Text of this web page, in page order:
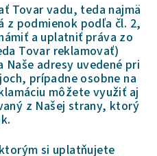
Tovar vadu, teda najmä
z podmienok podľa čl. 2,
a uplatniť práva zo
Tovar reklamovať)
adresy uvedené pri
prípadne osobne na
môžete využiť aj
z Našej strany, ktorý
si uplatňujete